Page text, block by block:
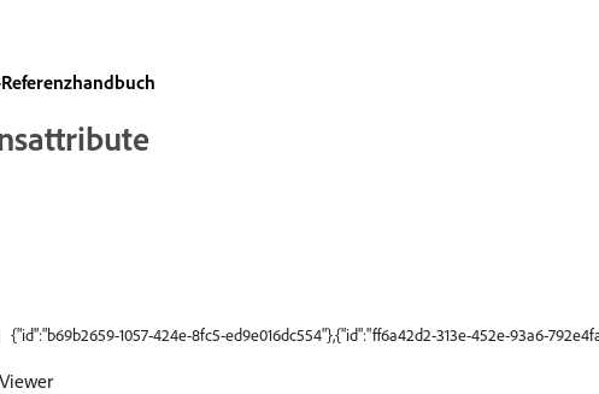
{"id":"b69b2659-1057-424e-8fc5-ed9e016dc554"},{"id":"ff6a42d2-313e-452e-93a6-